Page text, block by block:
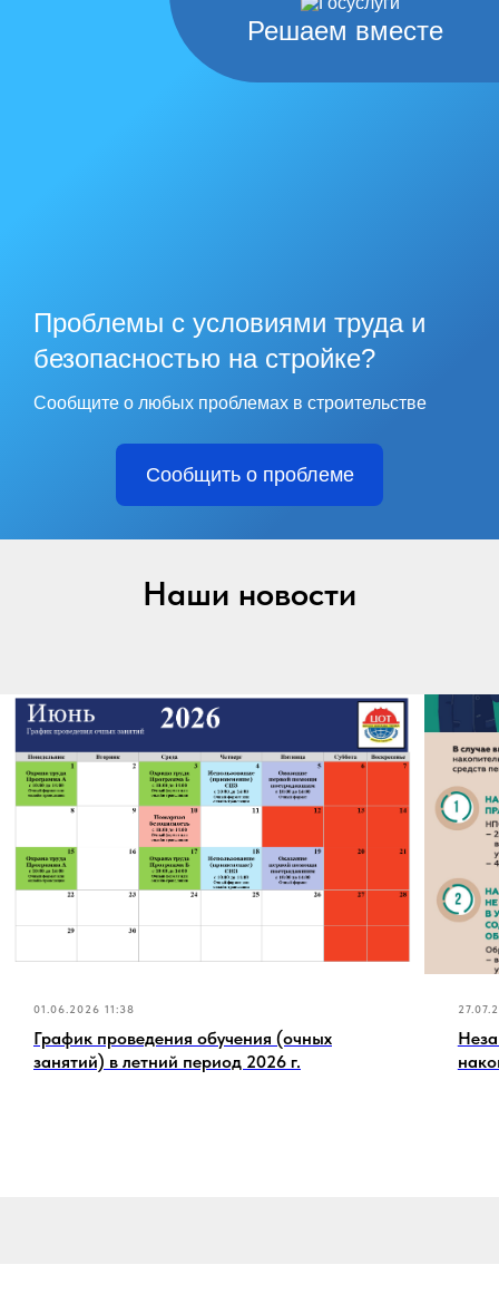
Решаем вместе
Проблемы с условиями труда и
безопасностью на стройке?
Сообщите о любых проблемах в строительстве
Сообщить о проблеме
Наши новости
01.06.2026 11:38
График проведения обучения (очных
занятий) в летний период 2026 г.